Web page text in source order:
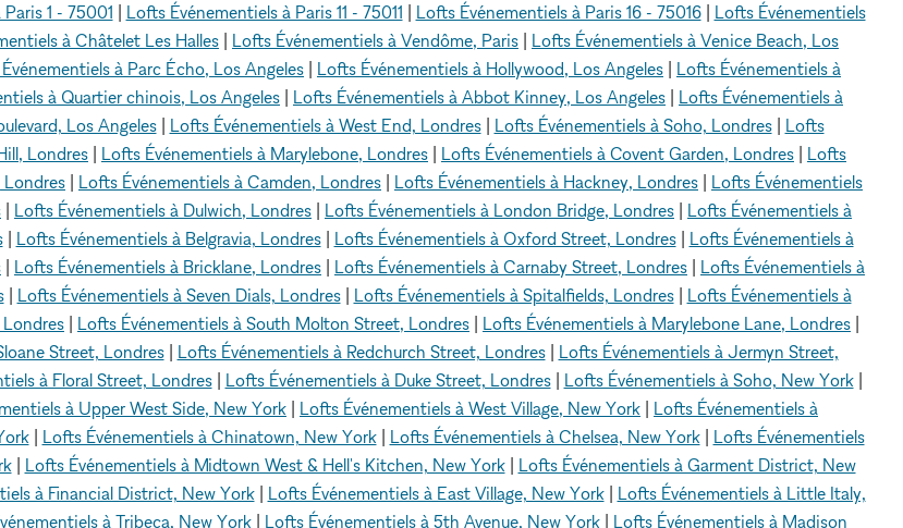
1 - 75001 Lofts Événementiels à Paris 11 - 75011 Lofts Événementiels à Paris 16 - 75016| Lofts Événementiels
à Châtelet Les Halles Lofts Événementiels à Vendôme, Paris
Lofts Événementiels à Venice Beach, Los
à Parc Écho, Los Angeles Lofts Événementiels à Hollywood, Los Angeles
Lofts Événementiels à
à Quartier chinois, Los Angeles Lofts Événementiels à Abbot Kinney, Los Angeles
Lofts Événementiels à
Los Angeles| Lofts Événementiels à West End, Londres| Lofts Événementiels à Soho, Londres| Lofts
Londres Lofts Événementiels à Marylebone, Londres Lofts Événementiels à Covent Garden, Londres
Lofts
Londres Lofts Événementiels à Camden, Londres Lofts Événementiels à Hackney, Londres
Lofts Événementiels
Lofts Événementiels à Dulwich, Londres Lofts Événementiels à London Bridge, Londres
Lofts Événementiels à
| Lofts Événementiels à Belgravia, Londres| Lofts Événementiels à Oxford Street, Londres| Lofts Événementiels à
Lofts Événementiels à Bricklane, Londres Lofts Événementiels à Carnaby Street, Londres
Lofts Événementiels à
| Lofts Événementiels à Seven Dials, Londres| Lofts Événementiels à Spitalfields, Londres| Lofts Événementiels à
Lofts Événementiels à South Molton Street, Londres Lofts Événementiels à Marylebone Lane, Londres
Street, Londres| Lofts Événementiels à Redchurch Street, Londres| Lofts Événementiels à Jermyn Street,
à Floral Street, Londres| Lofts Événementiels à Duke Street, Londres| Lofts Événementiels à Soho, New York|
à Upper West Side, New York Lofts Événementiels à West Village, New York
Lofts Événementiels à
| Lofts Événementiels à Chinatown, New York| Lofts Événementiels à Chelsea, New York| Lofts Événementiels
| Lofts Événementiels à Midtown West & Hell's Kitchen, New York| Lofts Événementiels à Garment District, New
à Financial District, New York| Lofts Événementiels à East Village, New York| Lofts Événementiels à Little Italy,
à Tribeca, New York Lofts Événementiels à 5th Avenue, New York
Lofts Événementiels à Madison